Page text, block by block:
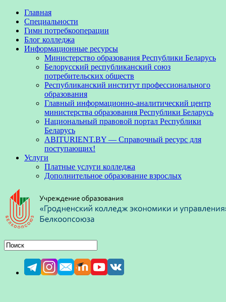
Главная
Специальности
Гимн потребкооперации
Блог колледжа
Информационные ресурсы
Министерство образования Республики Беларусь
Белорусский республиканский союз
потребительских обществ
Республиканский институт профессионального
образования
Главный информационно-аналитический центр
министерства образования Республики Беларусь
Национальный правовой портал Республики
Беларусь
ABITURIENT.BY — Справочный ресурс для
поступающих!
Услуги
Платные услуги колледжа
Дополнительное образование взрослых